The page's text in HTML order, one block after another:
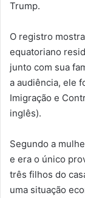
Trump.
O registro
equatoriano
junto com sua
a audiência, ele
Imigração e
inglês).
Segundo a
e era o único
três filhos do
uma situação